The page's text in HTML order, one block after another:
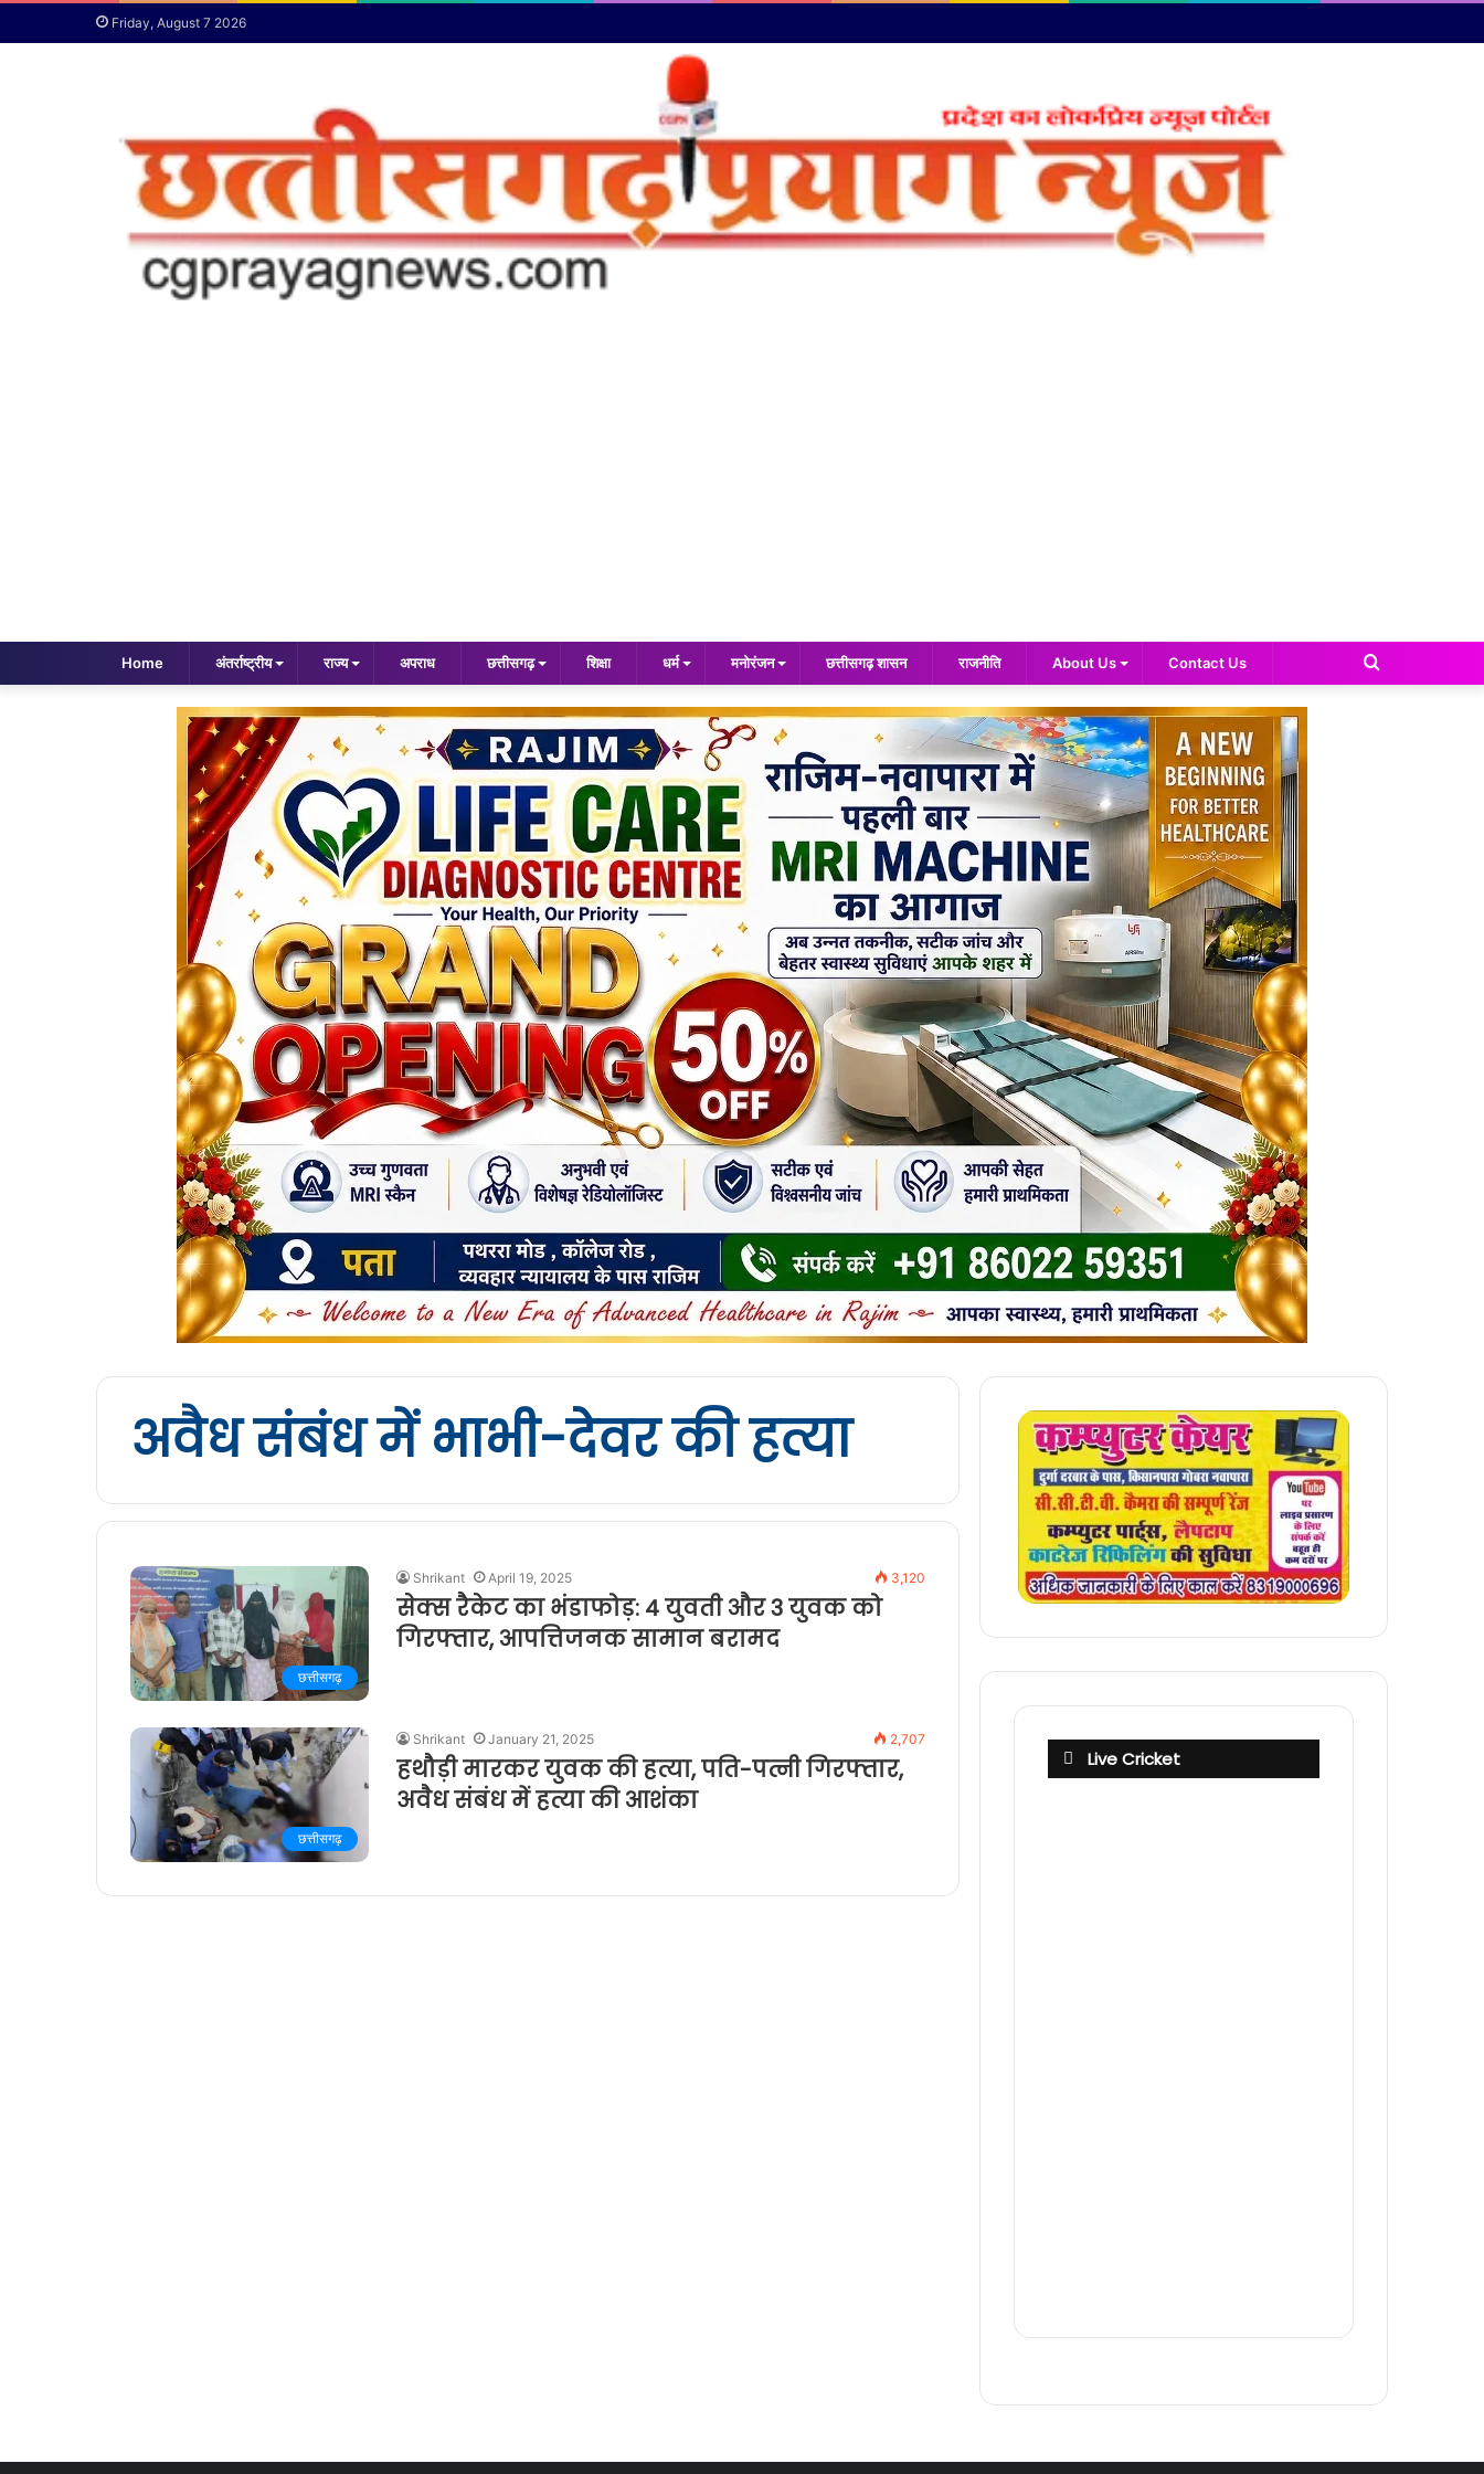
Friday, August 7 2026
Home अंतर्राष्ट्रीय राज्य अपराध छत्तीसगढ़ शिक्षा धर्म मनोरंजन छत्तीसगढ़ शासन राजनीति About Us Contact Us
Search
अवैध संबंध में भाभी-देवर की हत्या
छत्तीसगढ़
Shrikant April 19, 2025 3,120
सेक्स रैकेट का भंडाफोड़: 4 युवती और 3 युवक को
गिरफ्तार, आपत्तिजनक सामान बरामद
छत्तीसगढ़
Shrikant January 21, 2025 2,707
हथौड़ी मारकर युवक की हत्या, पति-पत्नी गिरफ्तार,
अवैध संबंध में हत्या की आशंका
Live Cricket